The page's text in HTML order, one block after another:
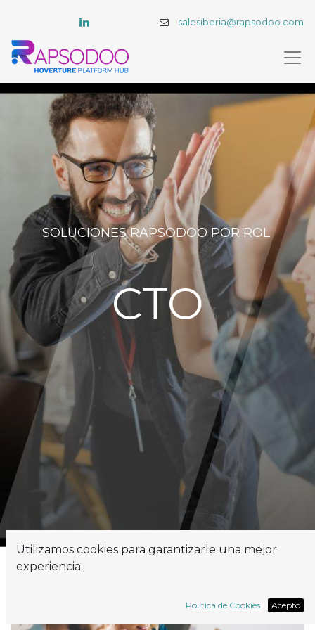
salesiberia@rapsodoo.com
SOLUCIONES RAPSODOO POR ROL
CTO
Utilizamos cookies para garantizarle una mejor
experiencia.
Política de Cookies Acepto